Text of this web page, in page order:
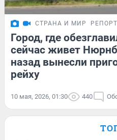
СТРАНА И МИР
Город, где
сейчас живет
назад вынесли
рейху
10 мая, 2026, 01:30 440